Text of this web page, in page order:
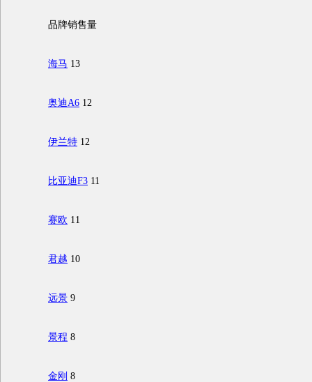
品牌销售量
海马 13
奥迪A6 12
伊兰特 12
比亚迪F3 11
赛欧 11
君越 10
远景 9
景程 8
金刚 8